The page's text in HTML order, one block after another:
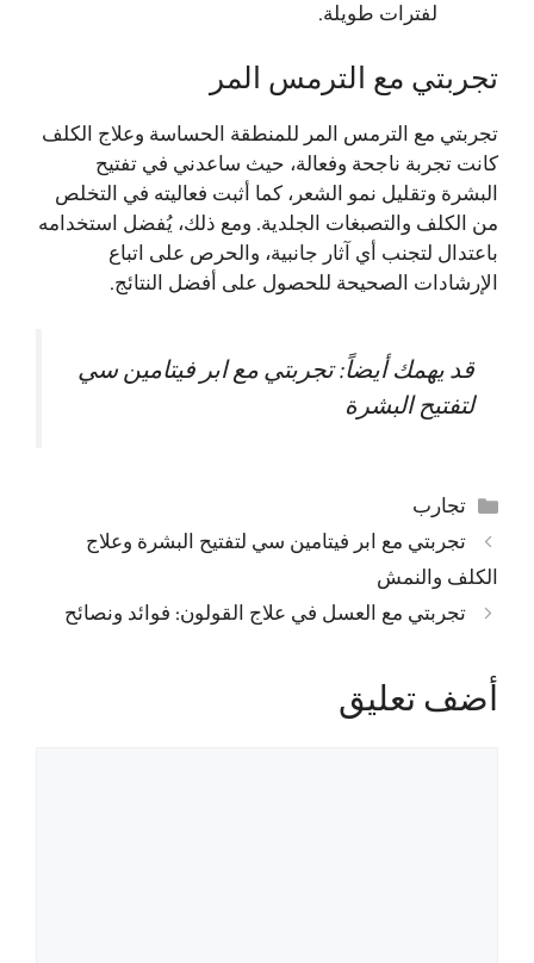
لفترات طويلة.
تجربتي مع الترمس المر
تجربتي مع الترمس المر للمنطقة الحساسة وعلاج الكلف
كانت تجربة ناجحة وفعالة، حيث ساعدني في تفتيح
البشرة وتقليل نمو الشعر، كما أثبت فعاليته في التخلص
من الكلف والتصبغات الجلدية. ومع ذلك، يُفضل استخدامه
باعتدال لتجنب أي آثار جانبية، والحرص على اتباع
الإرشادات الصحيحة للحصول على أفضل النتائج.
قد يهمك أيضاً:تجربتي مع ابر فيتامين سي
لتفتيح البشرة
التصنيفات
تجارب
تجربتي مع ابر فيتامين سي لتفتيح البشرة وعلاج
الكلف والنمش
تجربتي مع العسل في علاج القولون: فوائد ونصائح
أضف تعليق